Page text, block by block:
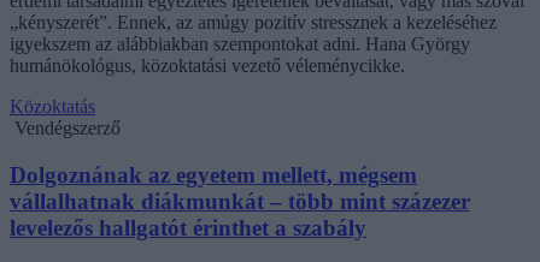
„kényszerét”. Ennek, az amúgy pozitív stressznek a kezeléséhez
igyekszem az alábbiakban szempontokat adni. Hana György
humánökológus, közoktatási vezető véleménycikke.
Közoktatás
Vendégszerző
Dolgoznának az egyetem mellett, mégsem
vállalhatnak diákmunkát – több mint százezer
levelezős hallgatót érinthet a szabály